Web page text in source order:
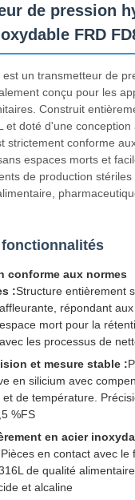
de pression
FRD
un transmetteur de
conçu pour les
Construit
et doté d'une conception
strictement conforme
espaces morts et
de production stériles
conforme aux normes
:Structure entièrement
répondant
mort pour la
les processus de
et mesure stable :
en silicium avec
et de température.
%FS
en acier
Pièces en contact avec le
de qualité
et alcaline